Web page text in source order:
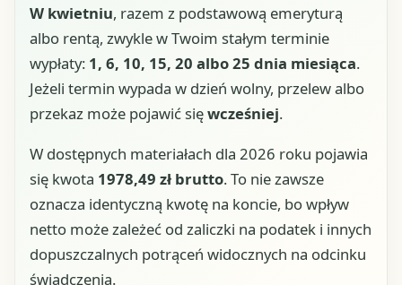
W kwietniu, razem z podstawową emeryturą
albo rentą, zwykle w Twoim stałym terminie
wypłaty: 1, 6, 10, 15, 20 albo 25 dnia miesiąca.
Jeżeli termin wypada w dzień wolny, przelew albo
przekaz może pojawić sięwcześniej.
W dostępnych materiałach dla 2026 roku pojawia
się kwota 1978,49 zł brutto. To nie zawsze
oznacza identyczną kwotę na koncie, bo wpływ
netto może zależeć od zaliczki na podatek i innych
dopuszczalnych potrąceń widocznych na odcinku
świadczenia.